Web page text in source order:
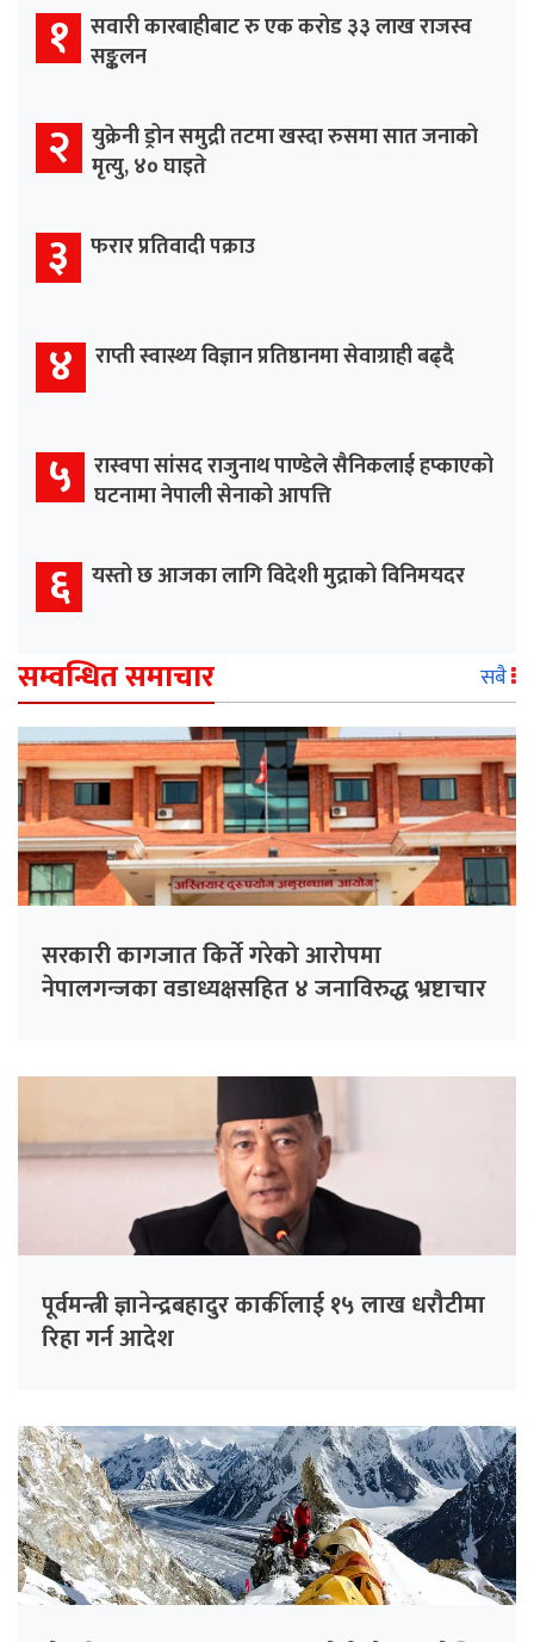
१ सवारी कारबाहीबाट रु एक करोड ३३ लाख राजस्व
सङ्कलन
२ युक्रेनी ड्रोन समुद्री तटमा खस्दा रुसमा सात जनाको
मृत्यु, ४० घाइते
३ फरार प्रतिवादी पक्राउ
४ राप्ती स्वास्थ्य विज्ञान प्रतिष्ठानमा सेवाग्राही बढ्दै
५ रास्वपा सांसद राजुनाथ पाण्डेले सैनिकलाई हप्काएको
घटनामा नेपाली सेनाको आपत्ति
६ यस्तो छ आजका लागि विदेशी मुद्राको विनिमयदर
सम्वन्धित समाचार सबै
सरकारी कागजात किर्ते गरेको आरोपमा
नेपालगन्जका वडाध्यक्षसहित ४ जनाविरुद्ध भ्रष्टाचार
पूर्वमन्त्री ज्ञानेन्द्रबहादुर कार्कीलाई १५ लाख धरौटीमा
रिहा गर्न आदेश